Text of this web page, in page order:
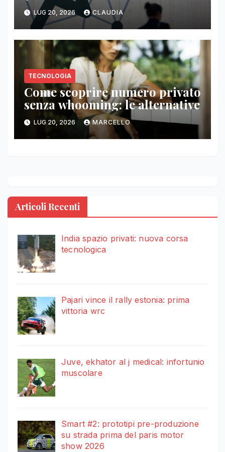
LUG 20, 2026 CLAUDIA
TECNOLOGIA
Come scoprire numero privato
senza whooming: le alternative
LUG 20, 2026 MARCELLO
Articoli Recenti
India spazio privati: nuova corsa
tecnologica
Pajari vince il rally estonia: prima
vittoria wrc
Juve, ekhator al j medical: infortunio
muscolare
Smart #2: prototipi pre-produzione
su strada prima del paris motor
show 2026